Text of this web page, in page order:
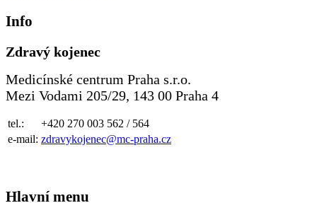
Info
Zdravý kojenec
Medicínské centrum Praha s.r.o.
Mezi Vodami 205/29, 143 00 Praha 4
tel.:
+420 270 003 562 / 564
e-mail: zdravykojenec@mc-praha.cz
Hlavní menu